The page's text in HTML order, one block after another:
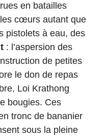
en batailles
cœurs autant que
pistolets à eau, des
: l’aspersion des
de petites
le don de repas
Loi Krathong
bougies. Ces
tronc de bananier
sous la pleine